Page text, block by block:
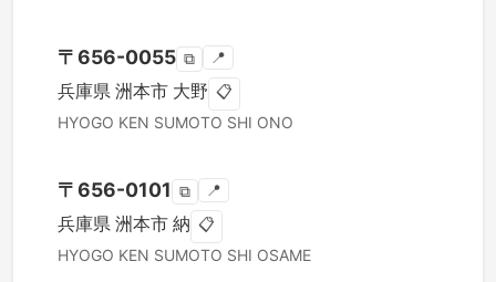
〒656-0055 ⧉ 📍
兵庫県 洲本市 大野 📋
HYOGO KEN SUMOTO SHI ONO
〒656-0101 ⧉ 📍
兵庫県 洲本市 納 📋
HYOGO KEN SUMOTO SHI OSAME